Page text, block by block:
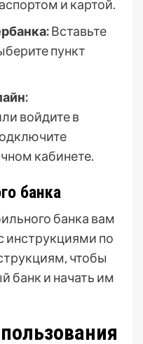
и картой.
Вставьте
пункт
войдите в
кабинете.
банка
банка вам
инструкциями по
чтобы
банк и начать им